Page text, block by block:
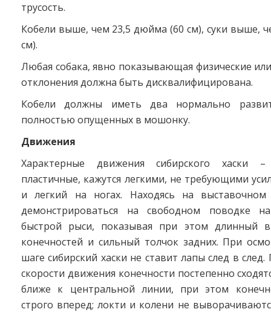
трусость.
Кобели выше, чем 23,5 дюйма (60 см), суки выше,
см).
Любая собака, явно показывающая физические
отклонения должна быть дисквалифицирована.
Кобели должны иметь два нормально
полностью опущенных в мошонку.
Движения
Характерные движения сибирского хаски
пластичные, кажутся легкими, не требующими
и легкий на ногах. Находясь на
демонстрироваться на свободном поводке
быстрой рыси, показывая при этом длинный
конечностей и сильный толчок задних. При
шаге сибирский хаски не ставит лапы след в
скорости движения конечности постепенно
ближе к центральной линии, при этом
строго вперед; локти и колени не